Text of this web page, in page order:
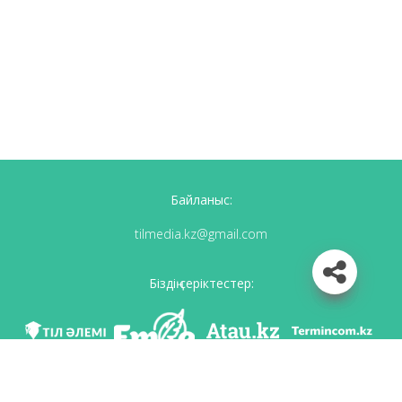
Байланыс:
tilmedia.kz@gmail.com
Біздің серіктестер: